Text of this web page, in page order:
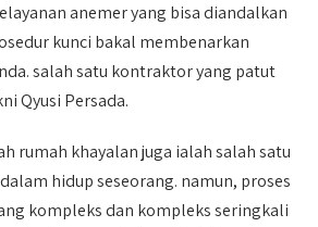
anemer yang bisa diandalkan
kunci bakal membenarkan
salah satu kontraktor yang patut
Qyusi Persada.
rumah khayalan juga ialah salah satu
hidup seseorang. namun, proses
kompleks dan kompleks seringkali